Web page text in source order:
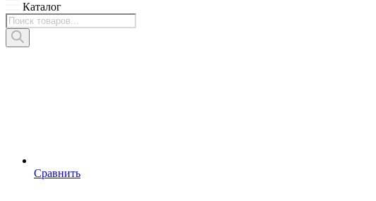
Каталог
Поиск
товаров
Сравнить